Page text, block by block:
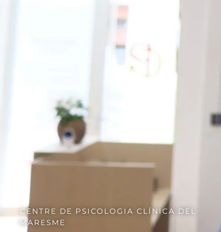
CENTRE DE PSICOLOGIA CLÍNICA DEL
MARESME